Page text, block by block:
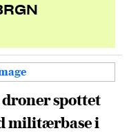
droner spottet
militærbase i